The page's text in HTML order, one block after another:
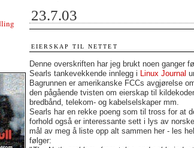
23.7.03
EIERSKAP TIL NETTET
Denne overskriften har jeg brukt noen ganger
Searls tankevekkende innlegg i Linux Journal
Bagrunnen er amerikanske FCCs avgjørelse
den pågående tvisten om eierskap til
bredbånd, telekom- og kabelselskaper mm.
Searls har en rekke poeng som til tross for at
forhold også er interessante sett i lys av
mål av meg å liste opp alt sammen her - les
følger: